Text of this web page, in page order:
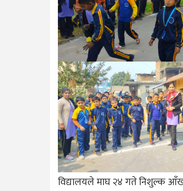
विद्यालयले माघ २४ गते निशुल्क